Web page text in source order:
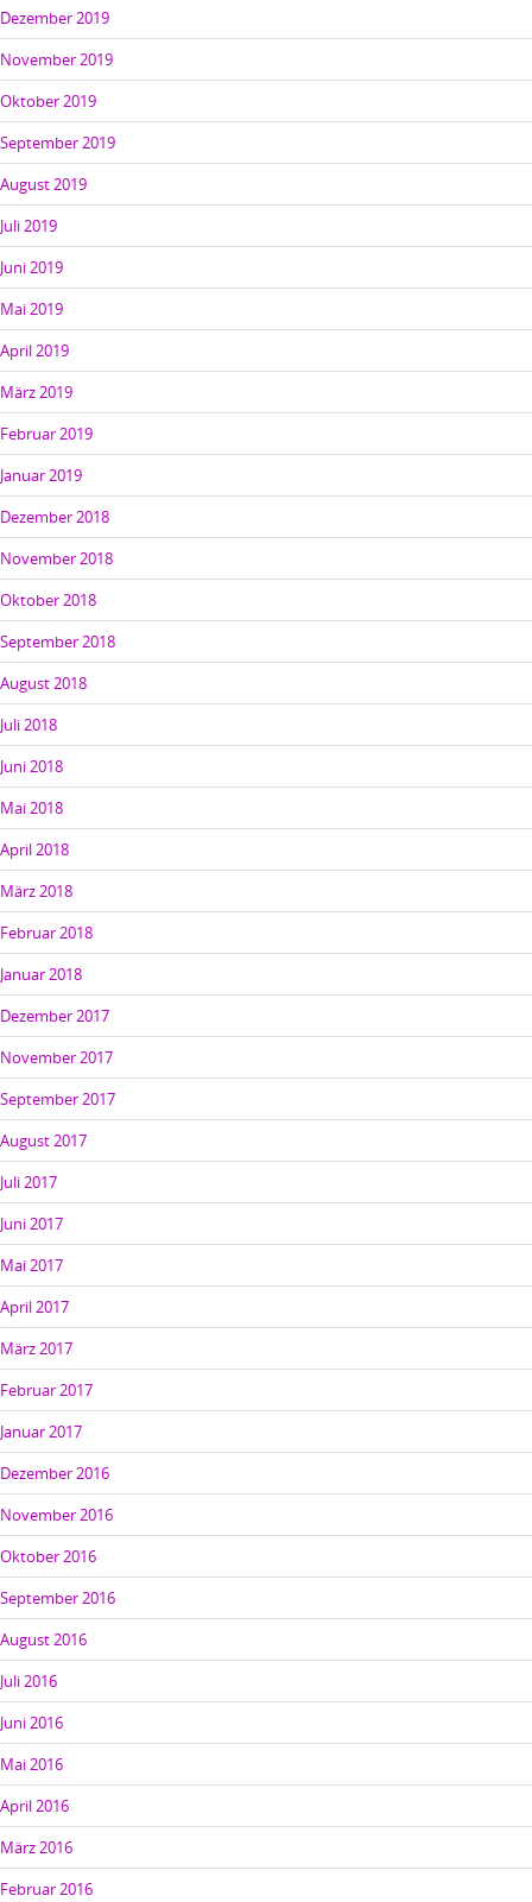
Dezember 2019
November 2019
Oktober 2019
September 2019
August 2019
Juli 2019
Juni 2019
Mai 2019
April 2019
März 2019
Februar 2019
Januar 2019
Dezember 2018
November 2018
Oktober 2018
September 2018
August 2018
Juli 2018
Juni 2018
Mai 2018
April 2018
März 2018
Februar 2018
Januar 2018
Dezember 2017
November 2017
September 2017
August 2017
Juli 2017
Juni 2017
Mai 2017
April 2017
März 2017
Februar 2017
Januar 2017
Dezember 2016
November 2016
Oktober 2016
September 2016
August 2016
Juli 2016
Juni 2016
Mai 2016
April 2016
März 2016
Februar 2016